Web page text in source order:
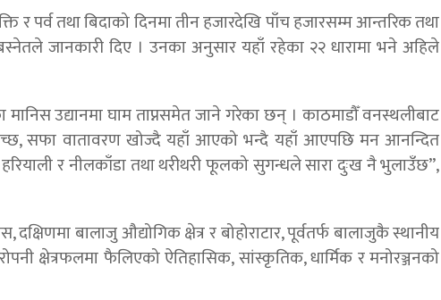
र पर्व तथा बिदाको दिनमा तीन हजारदेखि पाँच हजारसम्म आन्तरिक तथा
जानकारी दिए । उनका अनुसार यहाँ रहेका २२ धारामा भने अहिले
उद्यानमा घाम ताप्नसमेत जाने गरेका छन् । काठमाडौँ वनस्थलीबाट
सफा वातावरण खोज्दै यहाँ आएको भन्दै यहाँ आएपछि मन आनन्दित
र नीलकाँडा तथा थरीथरी फूलको सुगन्धले सारा दुःख नै भुलाउँछ”,
दक्षिणमा बालाजु औद्योगिक क्षेत्र र बोहोराटार, पूर्वतर्फ बालाजुकै स्थानीय
क्षेत्रफलमा फैलिएको ऐतिहासिक, सांस्कृतिक, धार्मिक र मनोरञ्जनको